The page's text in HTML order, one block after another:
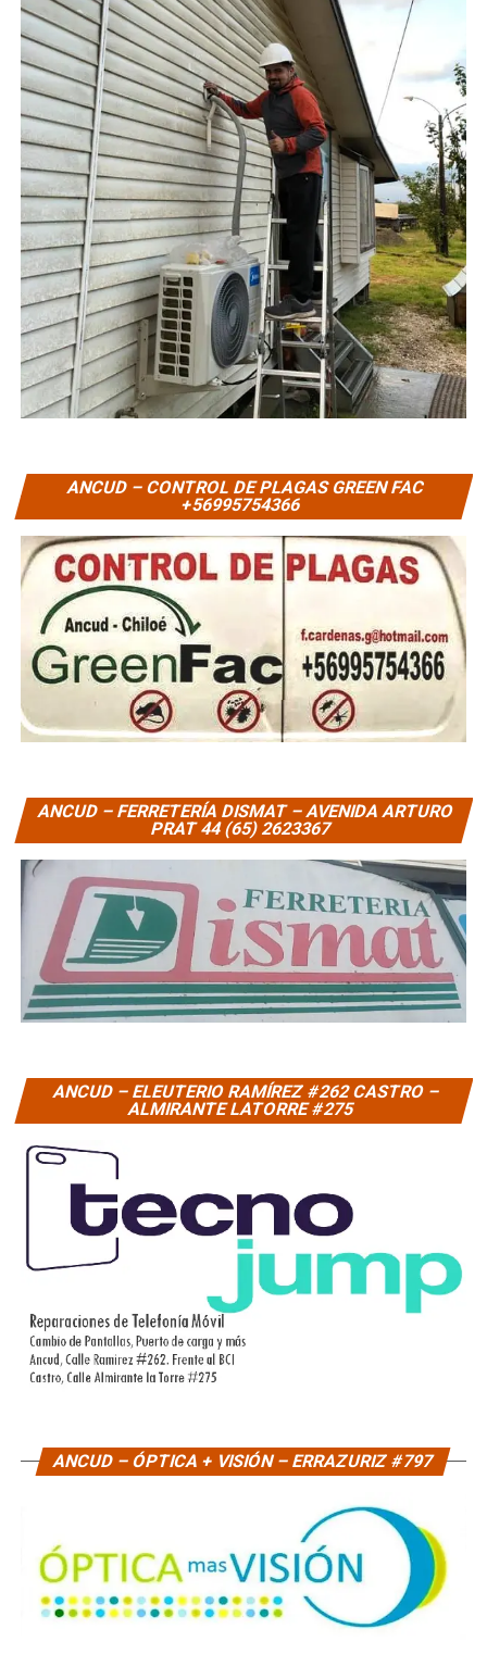
ANCUD – CONTROL DE PLAGAS GREEN FAC
+56995754366
ANCUD – FERRETERÍA DISMAT – AVENIDA ARTURO
PRAT 44 (65) 2623367
ANCUD – ELEUTERIO RAMÍREZ #262 CASTRO –
ALMIRANTE LATORRE #275
ANCUD – ÓPTICA + VISIÓN – ERRAZURIZ #797